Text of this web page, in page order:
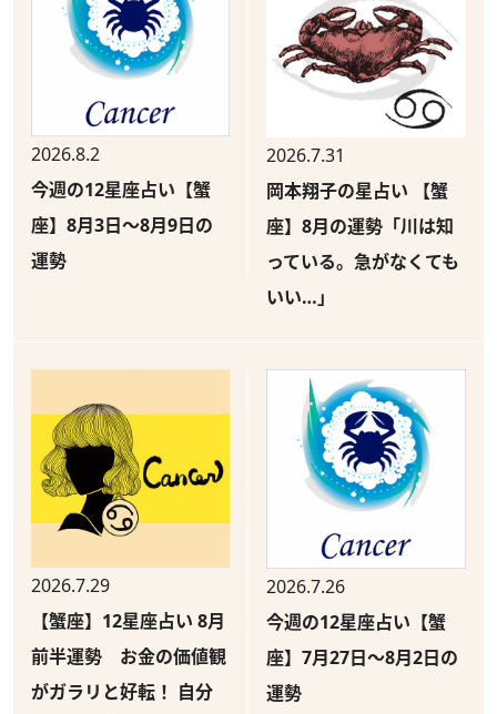
2026.8.2
今週の12星座占い【蟹
座】8月3日～8月9日の
運勢
2026.7.31
岡本翔子の星占い 【蟹
座】8月の運勢「川は知
っている。急がなくても
いい…」
2026.7.29
【蟹座】12星座占い 8月
前半運勢 お金の価値観
がガラリと好転！ 自分
2026.7.26
今週の12星座占い【蟹
座】7月27日～8月2日の
運勢